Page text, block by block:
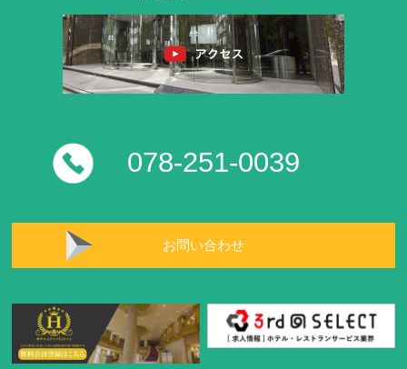
078-251-0039
お問い合わせ